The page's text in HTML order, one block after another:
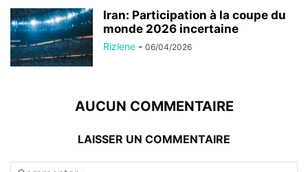
Iran: Participation à la coupe du
monde 2026 incertaine
Rizlene - 06/04/2026
AUCUN COMMENTAIRE
LAISSER UN COMMENTAIRE